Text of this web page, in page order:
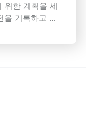
들의 감정을 확
은 회복력을
도움을 요청
요청하는 것은
사나 정신 건강
. 조기 개입은
진할 수 있습
어린이의 정
든 어린이를
위한 계획을 세
을 기록하고 치
적인 접근을
결과를 이끌
건강을 증진시
회복력을 위한
할 수 있습니